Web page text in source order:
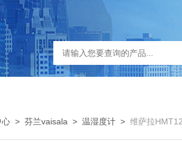
心 > 芬兰vaisala > 温湿度计 > 维萨拉